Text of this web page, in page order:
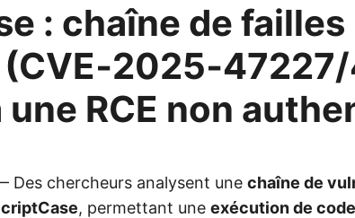
: chaîne de failles
une RCE non
Des chercheurs analysent une chaîne de
, permettant une exécution de